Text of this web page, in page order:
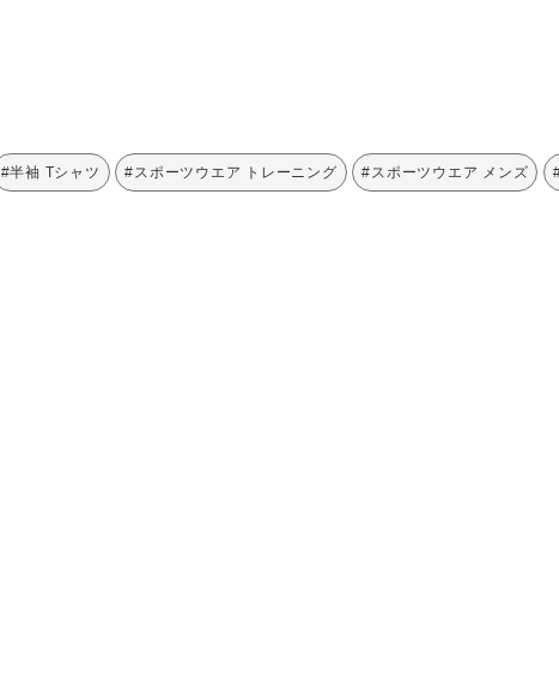
#半袖 Tシャツ #スポーツウエア トレーニング #スポーツウエア メンズ